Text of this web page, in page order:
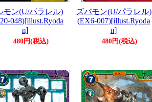
モン(U/パラレル)
048)[illust.Ryoda
n]
480円(税込)
ズバモン(U/パラレル)
(EX6-007)[illust.Ryoda
n]
480円(税込)